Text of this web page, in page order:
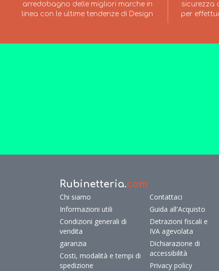
arredobagno delle migliori marche in
linea con le ultime tendenze di Design
sicurezza
per
Rubinetteria.com
Chi siamo
Informazioni utili
Condizioni generali di
vendita
garanzia
Costi, modalità e tempi di
spedizione
Contattaci
Guida all'Acquisto
Detrazioni fiscali e
IVA agevolata
Dichiarazione di
accessibilità
Privacy policy